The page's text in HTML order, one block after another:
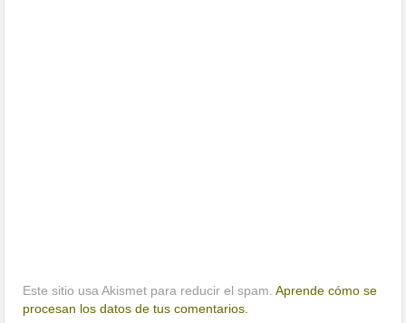
Este sitio usa Akismet para reducir el spam.Aprende cómo se
procesan los datos de tus comentarios.